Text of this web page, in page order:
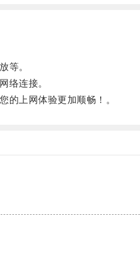
等。
络连接。
上网体验更加顺畅！。